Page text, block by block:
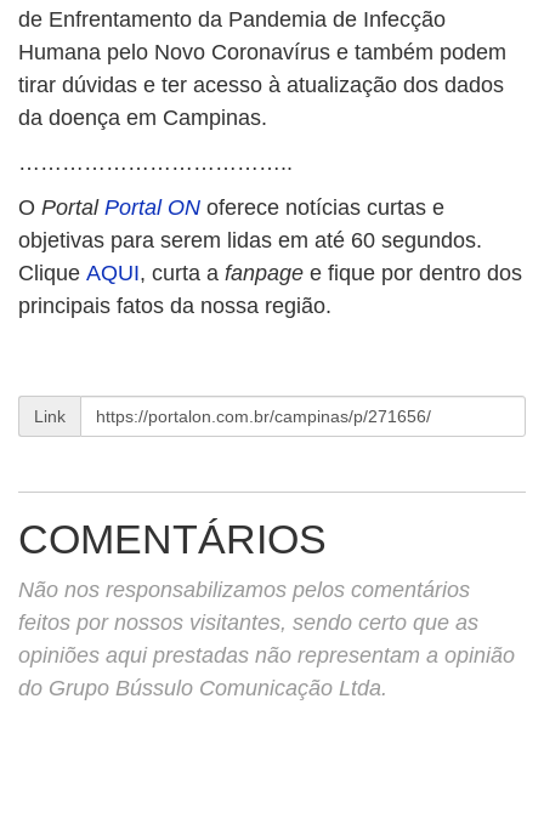
de Enfrentamento da Pandemia de Infecção
Humana pelo Novo Coronavírus e também podem
tirar dúvidas e ter acesso à atualização dos dados
da doença em Campinas.
………………………………..
O Portal Portal ON oferece notícias curtas e
objetivas para serem lidas em até 60 segundos.
Clique AQUI, curta a fanpage e fique por dentro dos
principais fatos da nossa região.
Link
COMENTÁRIOS
Não nos responsabilizamos pelos comentários
feitos por nossos visitantes, sendo certo que as
opiniões aqui prestadas não representam a opinião
do Grupo Bússulo Comunicação Ltda.